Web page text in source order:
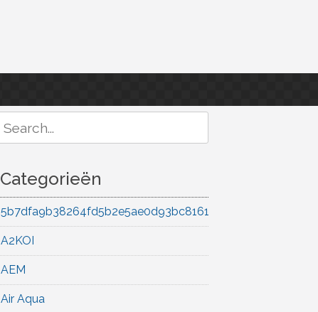
for:
Categorieën
5b7dfa9b38264fd5b2e5ae0d93bc8161
A2KOI
AEM
Air Aqua